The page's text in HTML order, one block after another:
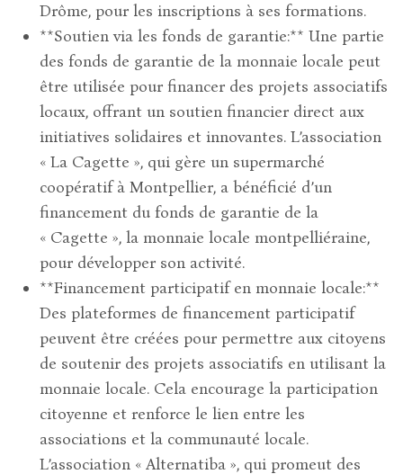
Drôme, pour les inscriptions à ses formations.
**Soutien via les fonds de garantie:** Une partie
des fonds de garantie de la monnaie locale peut
être utilisée pour financer des projets associatifs
locaux, offrant un soutien financier direct aux
initiatives solidaires et innovantes. L’association
« La Cagette », qui gère un supermarché
coopératif à Montpellier, a bénéficié d’un
financement du fonds de garantie de la
« Cagette », la monnaie locale montpelliéraine,
pour développer son activité.
**Financement participatif en monnaie locale:**
Des plateformes de financement participatif
peuvent être créées pour permettre aux citoyens
de soutenir des projets associatifs en utilisant la
monnaie locale. Cela encourage la participation
citoyenne et renforce le lien entre les
associations et la communauté locale.
L’association « Alternatiba », qui promeut des